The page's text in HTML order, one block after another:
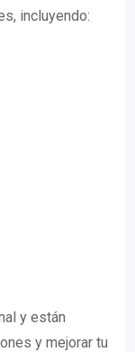
incluyendo:
y están
y mejorar tu